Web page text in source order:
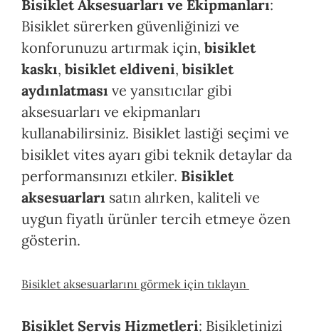
Bisiklet Aksesuarları ve Ekipmanları:
Bisiklet sürerken güvenliğinizi ve
konforunuzu artırmak için, bisiklet
kaskı, bisiklet eldiveni, bisiklet
aydınlatması ve yansıtıcılar gibi
aksesuarları ve ekipmanları
kullanabilirsiniz. Bisiklet lastiği seçimi ve
bisiklet vites ayarı gibi teknik detaylar da
performansınızı etkiler. Bisiklet
aksesuarları satın alırken, kaliteli ve
uygun fiyatlı ürünler tercih etmeye özen
gösterin.
Bisiklet aksesuarlarını görmek için tıklayın
Bisiklet Servis Hizmetleri: Bisikletinizi